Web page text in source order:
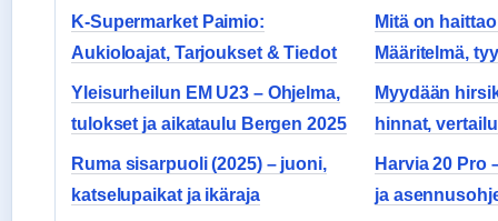
K-Supermarket Paimio:
Aukioloajat, Tarjoukset & Tiedot
Mitä on
Määritelmä,
Yleisurheilun EM U23 – Ohjelma,
tulokset ja aikataulu Bergen 2025
Myydään
hinnat,
Ruma sisarpuoli (2025) – juoni,
katselupaikat ja ikäraja
Harvia 20 Pro
ja